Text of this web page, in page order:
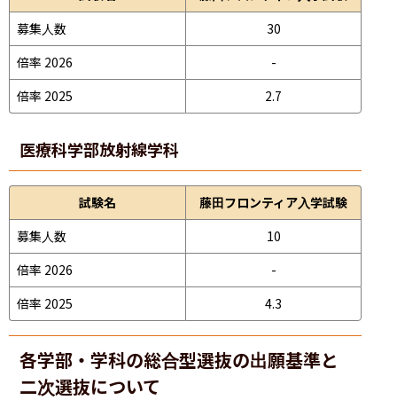
募集人数
30
倍率 2026
-
倍率 2025
2.7
医療科学部放射線学科
試験名
藤田フロンティア入学試験
募集人数
10
倍率 2026
-
倍率 2025
4.3
各学部・学科の総合型選抜の出願基準と
二次選抜について